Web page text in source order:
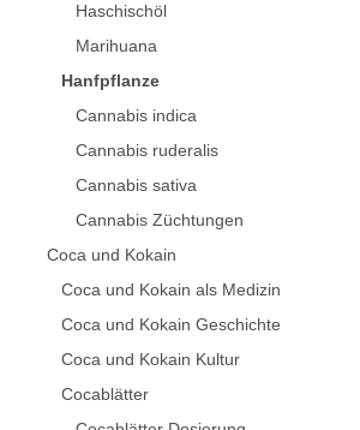
Haschischöl
Marihuana
Hanfpflanze
Cannabis indica
Cannabis ruderalis
Cannabis sativa
Cannabis Züchtungen
Coca und Kokain
Coca und Kokain als Medizin
Coca und Kokain Geschichte
Coca und Kokain Kultur
Cocablätter